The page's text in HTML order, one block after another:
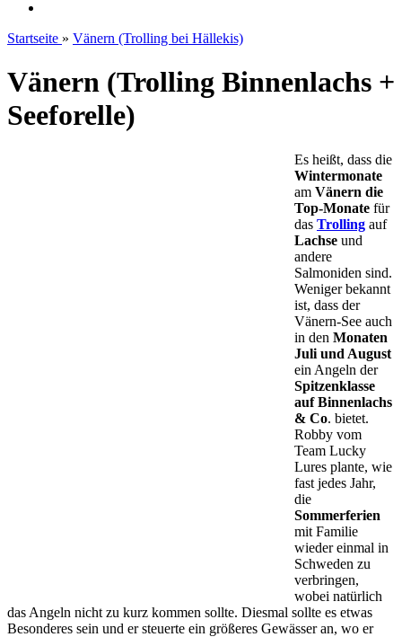
Startseite » Vänern (Trolling bei Hällekis)
Vänern (Trolling Binnenlachs +
Seeforelle)
Es heißt, dass die
Wintermonate
am Vänern die
Top-Monate für
das Trolling auf
Lachse und
andere
Salmoniden sind.
Weniger bekannt
ist, dass der
Vänern-See auch
in den Monaten
Juli und August
ein Angeln der
Spitzenklasse
auf Binnenlachs
& Co. bietet.
Robby vom
Team Lucky
Lures plante, wie
fast jedes Jahr,
die
Sommerferien
mit Familie
wieder einmal in
Schweden zu
verbringen,
wobei natürlich
das Angeln nicht zu kurz kommen sollte. Diesmal sollte es etwas
Besonderes sein und er steuerte ein größeres Gewässer an, wo er